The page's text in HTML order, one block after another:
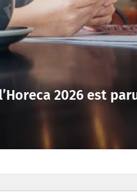
2026 est